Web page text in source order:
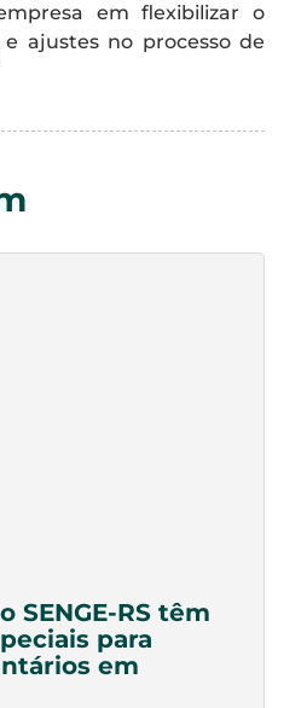
em flexibilizar o
ajustes no processo de
SENGE-RS têm
para
em